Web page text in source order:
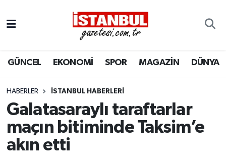
GÜNCEL EKONOMİ SPOR MAGAZİN DÜNYA
HABERLER İSTANBUL HABERLERI
Galatasaraylı taraftarlar
maçın bitiminde Taksim’e
akın etti
EKONOMİ
İSTANBUL
DÜNYA
SPOR
Nöbetçi Eczaneler
Hava Durumu
Trafik Durumu
Süper Lig Puan Durumu ve Fikstür
Tüm Manşetler